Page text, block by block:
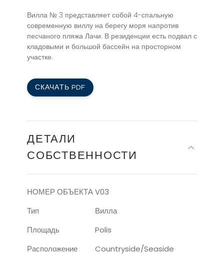
Вилла № 3 представляет собой 4-спальную
современную виллу на берегу моря напротив
песчаного пляжа Лачи. В резиденции есть подвал с
кладовыми и большой бассейн на просторном
участке.
СКАЧАТЬ PDF
ДЕТАЛИ
СОБСТВЕННОСТИ
НОМЕР ОБЪЕКТАV03
Тип
Вилла
Площадь
Polis
Расположение
Countryside/seaside